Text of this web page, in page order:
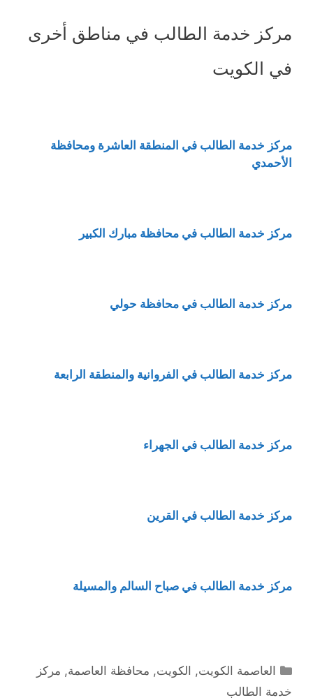
مركز خدمة الطالب في مناطق أخرى
في الكويت
مركز خدمة الطالب في المنطقة العاشرة ومحافظة
الأحمدي
مركز خدمة الطالب في محافظة مبارك الكبير
مركز خدمة الطالب في محافظة حولي
مركز خدمة الطالب في الفروانية والمنطقة الرابعة
مركز خدمة الطالب في الجهراء
مركز خدمة الطالب في القرين
مركز خدمة الطالب في صباح السالم والمسيلة
التصنيفات
العاصمة الكويت, الكويت, محافظة العاصمة, مركز
خدمة الطالب